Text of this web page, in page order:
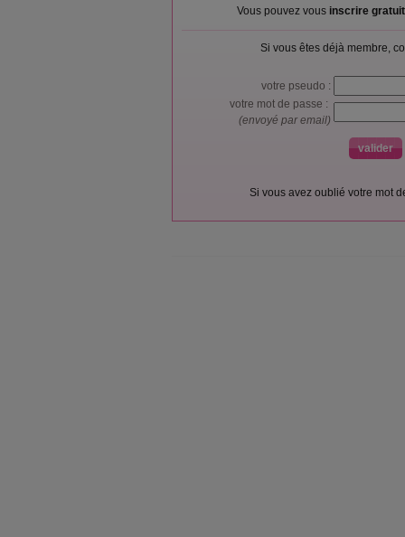
Vous pouvez vous inscrire
Si vous êtes déjà membre,
votre pseudo :
votre mot de passe :
(envoyé par email)
Si vous avez oublié votre mot